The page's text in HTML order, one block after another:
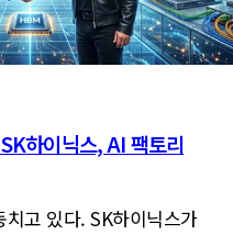
하이닉스, AI 팩토리
고 있다. SK하이닉스가